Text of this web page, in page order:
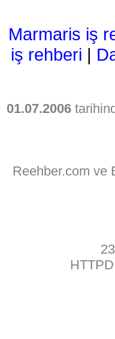
Marmaris iş
iş rehberi |
01.07.2006
Reehber.com ve